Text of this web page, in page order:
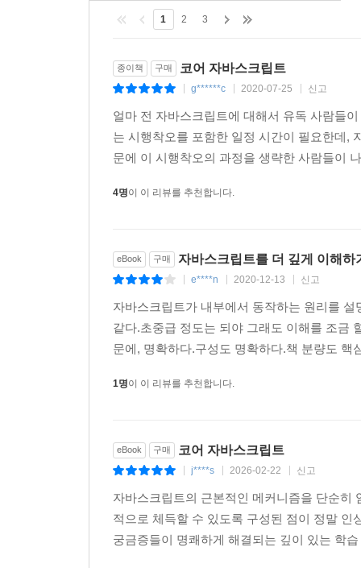
1 2 3
종이책 구매 코어 자바스크립트
g******c 2020-07-25 신고
얼마 전 자바스크립트에 대해서 유독 사람들
는 시행착오를 포함한 일정 시간이 필요한데,
문에 이 시행착오의 과정을 생략한 사람들이
4명이 이 리뷰를 추천합니다.
eBook 구매 자바스크립트를 더 깊게 이해하
e****n 2020-12-13 신고
자바스크립트가 내부에서 동작하는 원리를
같다.초중급 정도는 되야 그래도 이해를 조금
문에, 명확하다.구성도 명확하다.책 분량도
1명이 이 리뷰를 추천합니다.
eBook 구매 코어 자바스크립트
j****s 2026-02-22 신고
자바스크립트의 근본적인 메커니즘을 단순히
적으로 체득할 수 있도록 구성된 점이 정말
궁금증들이 명쾌하게 해결되는 깊이 있는 학